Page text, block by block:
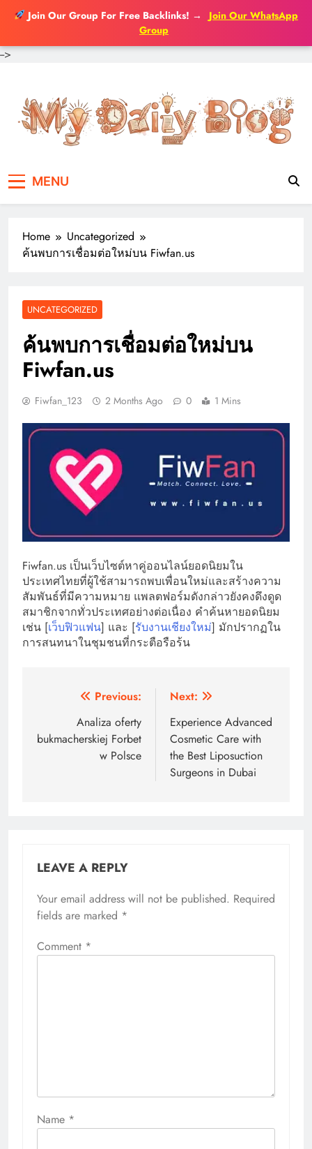
Join Our Group For Free Backlinks! →
Join Our WhatsApp
Group
-->
content
MENU
Home
Uncategorized
ค้นพบการเชื่อมต่อใหม่บน Fiwfan.us
UNCATEGORIZED
ค้นพบการเชื่อมต่อใหม่บน
Fiwfan.us
Fiwfan_123 2 Months Ago 0 1 Mins
Fiwfan.us เป็นเว็บไซต์หาคู่ออนไลน์ยอดนิยมใน
ประเทศไทยที่ผู้ใช้สามารถพบเพื่อนใหม่และสร้างความ
สัมพันธ์ที่มีความหมาย แพลตฟอร์มดังกล่าวยังคงดึงดูด
สมาชิกจากทั่วประเทศอย่างต่อเนื่อง คำค้นหายอดนิยม
เช่น [เว็บฟิวแฟน] และ [รับงานเชียงใหม่] มักปรากฏใน
การสนทนาในชุมชนที่กระตือรือร้น
navigation
Previous:
Analiza oferty
bukmacherskiej Forbet
w Polsce
Next:
Experience Advanced
Cosmetic Care with
the Best Liposuction
Surgeons in Dubai
LEAVE A REPLY
Your email address will not be published. Required
fields are marked *
Comment *
Name *